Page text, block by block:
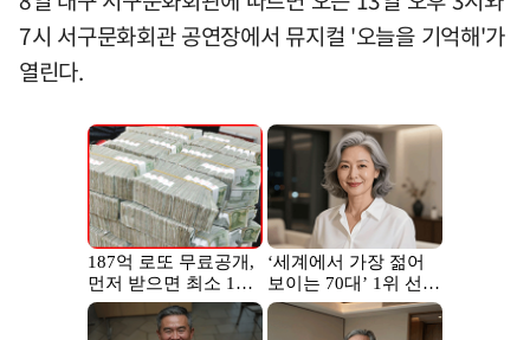
7시 서구문화회관 공연장에서 뮤지컬 '오늘을 기억해'가
열린다.